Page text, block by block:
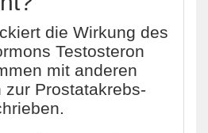
die Wirkung des
Testosteron
mit anderen
zur Prostatakrebs-